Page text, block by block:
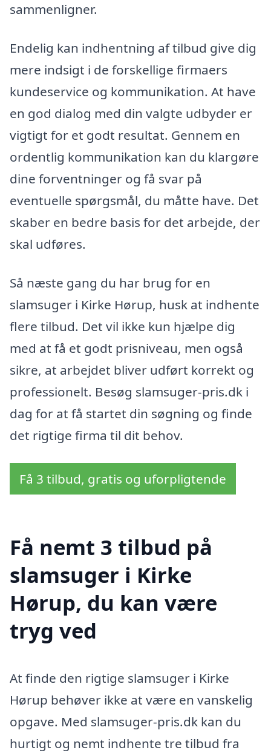
sammenligner.
Endelig kan indhentning af tilbud give dig
mere indsigt i de forskellige firmaers
kundeservice og kommunikation. At have
en god dialog med din valgte udbyder er
vigtigt for et godt resultat. Gennem en
ordentlig kommunikation kan du klargøre
dine forventninger og få svar på
eventuelle spørgsmål, du måtte have. Det
skaber en bedre basis for det arbejde, der
skal udføres.
Så næste gang du har brug for en
slamsuger i Kirke Hørup, husk at indhente
flere tilbud. Det vil ikke kun hjælpe dig
med at få et godt prisniveau, men også
sikre, at arbejdet bliver udført korrekt og
professionelt. Besøg slamsuger-pris.dk i
dag for at få startet din søgning og finde
det rigtige firma til dit behov.
Få 3 tilbud, gratis og uforpligtende
Få nemt 3 tilbud på
slamsuger i Kirke
Hørup, du kan være
tryg ved
At finde den rigtige slamsuger i Kirke
Hørup behøver ikke at være en vanskelig
opgave. Med slamsuger-pris.dk kan du
hurtigt og nemt indhente tre tilbud fra